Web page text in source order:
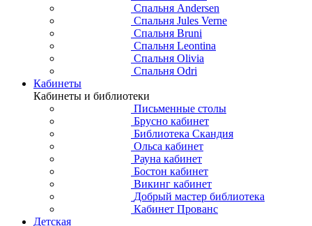
Спальня Andersen
Спальня Jules Verne
Спальня Bruni
Спальня Leontina
Спальня Olivia
Спальня Odri
Кабинеты
Кабинеты и библиотеки
Письменные столы
Брусно кабинет
Библиотека Скандия
Ольса кабинет
Рауна кабинет
Бостон кабинет
Викинг кабинет
Добрый мастер библиотека
Кабинет Прованс
Детская